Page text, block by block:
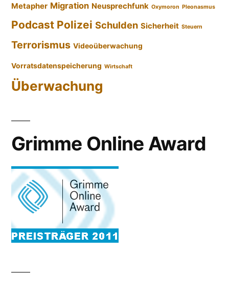
Metapher Migration Neusprechfunk Oxymoron Pleonasmus
Podcast Polizei Schulden Sicherheit Steuern
Terrorismus Videoüberwachung
Vorratsdatenspeicherung Wirtschaft
Überwachung
Grimme Online Award